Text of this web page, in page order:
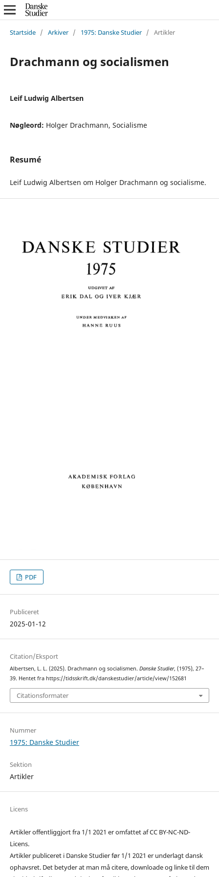
Startside / Arkiver / 1975: Danske Studier / Artikler
Drachmann og socialismen
Leif Ludwig Albertsen
Nøgleord: Holger Drachmann, Socialisme
Resumé
Leif Ludwig Albertsen om Holger Drachmann og socialisme.
PDF
Publiceret
2025-01-12
Citation/Eksport
Albertsen, L. L. (2025). Drachmann og socialismen. Danske Studier, (1975), 27–
39. Hentet fra https://tidsskrift.dk/danskestudier/article/view/152681
Citationsformater
Nummer
1975: Danske Studier
Sektion
Artikler
Licens
Artikler offentliggjort fra 1/1 2021 er omfattet af CC BY-NC-ND-
Licens.
Artikler publiceret i Danske Studier før 1/1 2021 er underlagt dansk
ophavsret. Det betyder at man må citere, downloade og linke til dem